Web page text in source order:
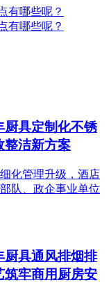
有哪些呢？
有哪些呢？
厨具定制化不锈
整洁新方案
化管理升级，酒店
队、政企事业单位
厨具通风排烟排
筑牢商用厨房安